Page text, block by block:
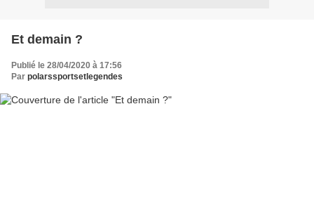
Et demain ?
Publié le 28/04/2020 à 17:56
Par polarssportsetlegendes